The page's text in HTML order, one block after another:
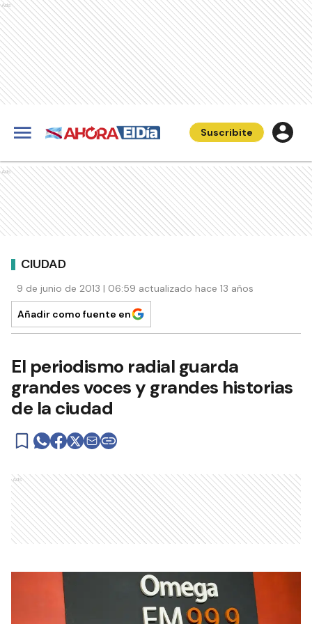
Ads
Suscribite
Ads
CIUDAD
9 de junio de 2013 | 06:59 actualizado hace 13 años
Añadir como fuente en
El periodismo radial guarda
grandes voces y grandes historias
de la ciudad
Ads